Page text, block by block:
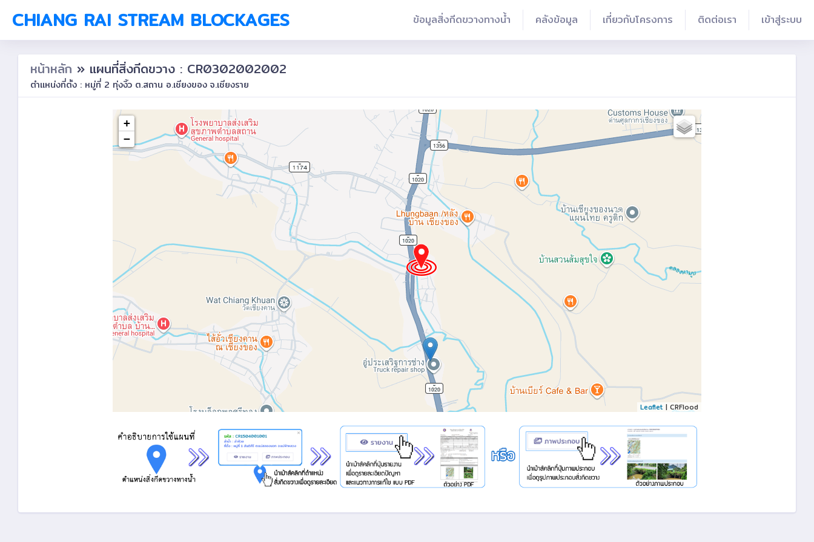
CHIANG RAI STREAM BLOCKAGES ข้อมูลสิ่งกีดขวางทางน้ำ คลังข้อมูล เกี่ยวกับโครงการ ติดต่อเรา เข้าสู่ระบบ
หน้าหลัก » แผนที่สิ่งกีดขวาง : CR0302002002
ตำแหน่งที่ตั้ง : หมู่ที่ 2 ทุ่งงิ้ว ต.สถาน อ.เชียงของ จ.เชียงราย
+
−
Leaflet| CRFlood